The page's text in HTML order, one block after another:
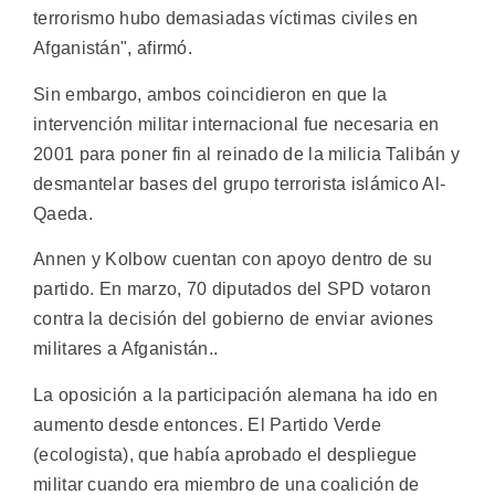
terrorismo hubo demasiadas víctimas civiles en
Afganistán", afirmó.
Sin embargo, ambos coincidieron en que la
intervención militar internacional fue necesaria en
2001 para poner fin al reinado de la milicia Talibán y
desmantelar bases del grupo terrorista islámico Al-
Qaeda.
Annen y Kolbow cuentan con apoyo dentro de su
partido. En marzo, 70 diputados del SPD votaron
contra la decisión del gobierno de enviar aviones
militares a Afganistán..
La oposición a la participación alemana ha ido en
aumento desde entonces. El Partido Verde
(ecologista), que había aprobado el despliegue
militar cuando era miembro de una coalición de